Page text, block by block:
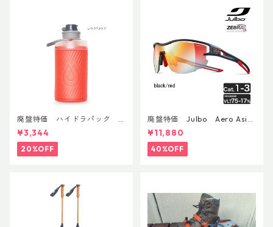
廃盤特価 ハイドラパック
フラックス 750ml
¥3,344
20%OFF
廃盤特価 Julbo Aero Asia
nFit
¥11,880
40%OFF